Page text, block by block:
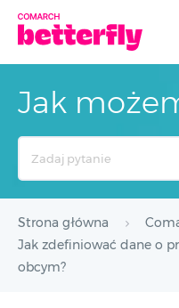
Jak
Strona główna
Jak zdefiniować dane o
obcym?